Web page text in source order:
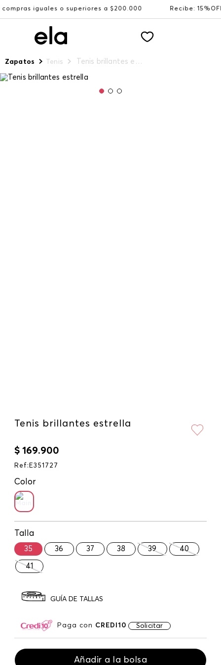
o superiores a $200.000 Recibe: 15%OFF
Zapatos Tenis Tenis brillantes estrella
Tenis brillantes estrella
$ 169.900
Ref : E351727
Color
Talla
35 36 37 38 39 40
41
GUÍA DE TALLAS
Paga con CREDI10 Solicitar
Añadir a la bolsa